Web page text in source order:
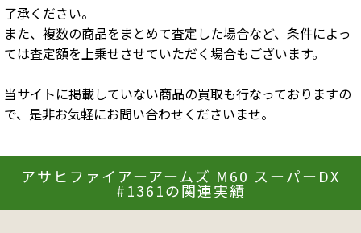
了承ください。
また、複数の商品をまとめて査定した場合など、条件によっ
ては査定額を上乗せさせていただく場合もございます。
当サイトに掲載していない商品の買取も行なっておりますの
で、是非お気軽にお問い合わせくださいませ。
アサヒファイアーアームズ M60 スーパーDX
#1361の関連実績